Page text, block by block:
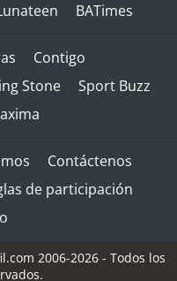
BATimes
Contigo
Stone
Sport Buzz
Contáctenos
de participación
2006-2026 - Todos los